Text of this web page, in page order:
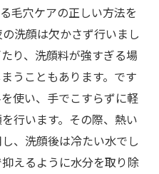
毛穴ケアの正しい方法を
洗顔は欠かさず行いまし
り、洗顔料が強すぎる場
うこともあります。です
使い、手でこすらずに軽
行います。その際、熱い
、洗顔後は冷たい水でし
えるように水分を取り除